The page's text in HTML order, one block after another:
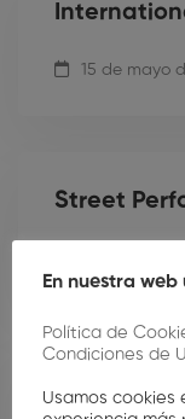
15 de mayo
Street
Street
En nuestra
Política de
Condiciones de
Usamos cookies